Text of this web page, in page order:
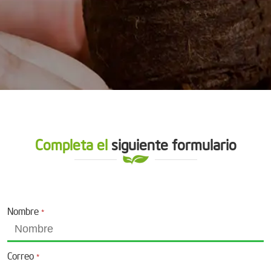
Completa elsiguiente formulario
Nombre *
Correo *